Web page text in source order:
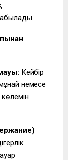
Кейбір
немесе